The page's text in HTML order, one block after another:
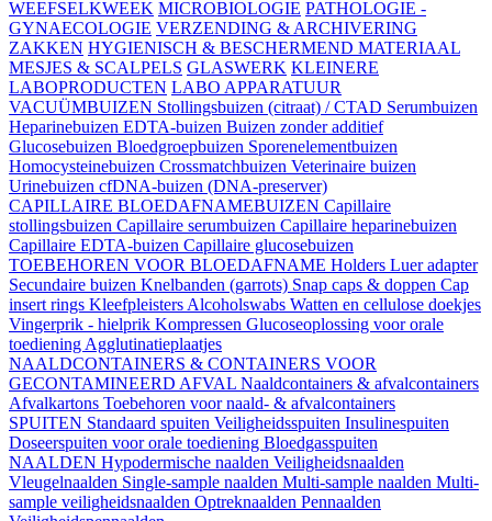
WEEFSELKWEEK MICROBIOLOGIE PATHOLOGIE -
GYNAECOLOGIE VERZENDING & ARCHIVERING
ZAKKEN HYGIENISCH & BESCHERMEND MATERIAAL
MESJES & SCALPELS GLASWERK KLEINERE
LABOPRODUCTEN LABO APPARATUUR
VACUÜMBUIZEN Stollingsbuizen (citraat) / CTAD Serumbuizen
Heparinebuizen EDTA-buizen Buizen zonder additief
Glucosebuizen Bloedgroepbuizen Sporenelementbuizen
Homocysteinebuizen Crossmatchbuizen Veterinaire buizen
Urinebuizen cfDNA-buizen (DNA-preserver)
CAPILLAIRE BLOEDAFNAMEBUIZEN Capillaire
stollingsbuizen Capillaire serumbuizen Capillaire heparinebuizen
Capillaire EDTA-buizen Capillaire glucosebuizen
TOEBEHOREN VOOR BLOEDAFNAME Holders Luer adapter
Secundaire buizen Knelbanden (garrots) Snap caps & doppen Cap
insert rings Kleefpleisters Alcoholswabs Watten en cellulose doekjes
Vingerprik - hielprik Kompressen Glucoseoplossing voor orale
toediening Agglutinatieplaatjes
NAALDCONTAINERS & CONTAINERS VOOR
GECONTAMINEERD AFVAL Naaldcontainers & afvalcontainers
Afvalkartons Toebehoren voor naald- & afvalcontainers
SPUITEN Standaard spuiten Veiligheidsspuiten Insulinespuiten
Doseerspuiten voor orale toediening Bloedgasspuiten
NAALDEN Hypodermische naalden Veiligheidsnaalden
Vleugelnaalden Single-sample naalden Multi-sample naalden Multi-
sample veiligheidsnaalden Optreknaalden Pennaalden